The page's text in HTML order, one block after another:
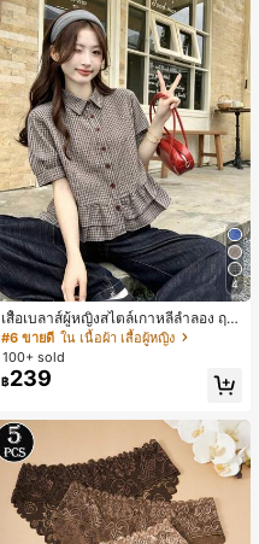
4
เสื้อเบลาส์ผู้หญิงสไตล์เกาหลีลำลอง ฤดู
ใบไม้ผลิ/ฤดูร้อนใหม่ ชายระบาย ชิคแล
ะหรูหรา
#6 ขายดี ใน เนื้อผ้า เสื้อผู้หญิง
100+ sold
฿239